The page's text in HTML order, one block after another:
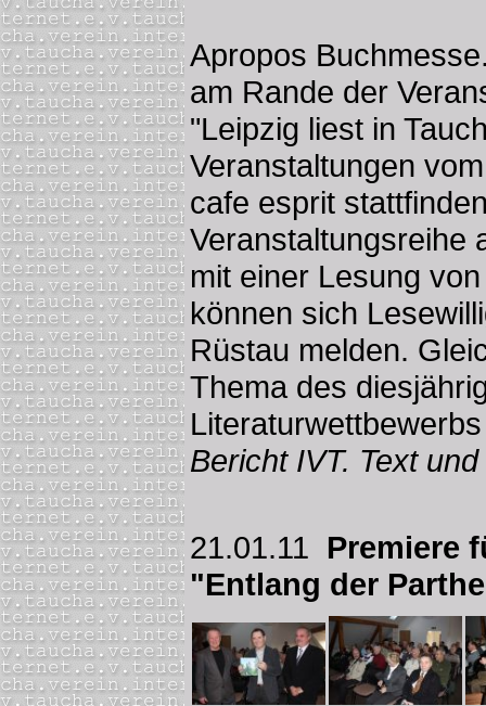
Apropos
am Rande der
"Leipzig liest in
Veranstaltungen
cafe esprit
Veranstaltungsreihe
mit einer Lesung
können sich
Rüstau melden.
Thema des
Bericht IVT. Text
21.01.11 Premiere
"Entlang der